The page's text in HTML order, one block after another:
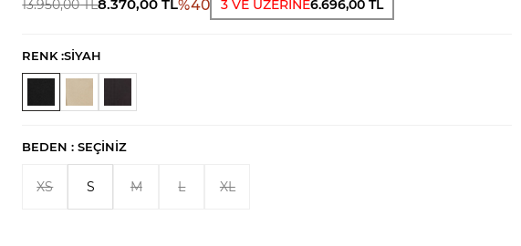
13.950,00TL8.370,00 TL%40 3 VE ÜZERİNE6.696,00 TL
RENK :SİYAH
BEDEN :SEÇINIZ
XS S M L XL